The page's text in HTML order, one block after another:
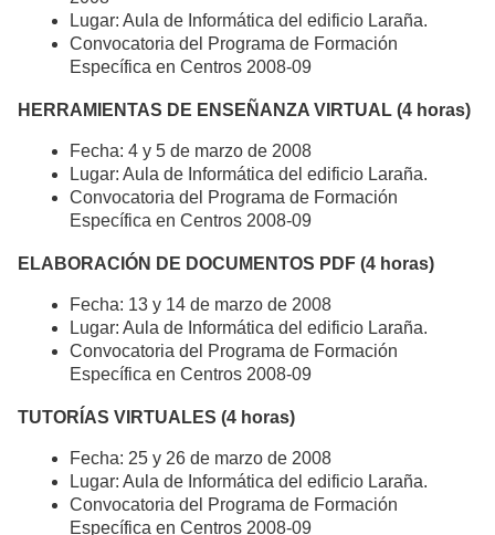
Lugar: Aula de Informática del edificio Laraña.
Convocatoria del Programa de Formación
Específica en Centros 2008-09
HERRAMIENTAS DE ENSEÑANZA VIRTUAL (4 horas)
Fecha: 4 y 5 de marzo de 2008
Lugar: Aula de Informática del edificio Laraña.
Convocatoria del Programa de Formación
Específica en Centros 2008-09
ELABORACIÓN DE DOCUMENTOS PDF (4 horas)
Fecha: 13 y 14 de marzo de 2008
Lugar: Aula de Informática del edificio Laraña.
Convocatoria del Programa de Formación
Específica en Centros 2008-09
TUTORÍAS VIRTUALES (4 horas)
Fecha: 25 y 26 de marzo de 2008
Lugar: Aula de Informática del edificio Laraña.
Convocatoria del Programa de Formación
Específica en Centros 2008-09